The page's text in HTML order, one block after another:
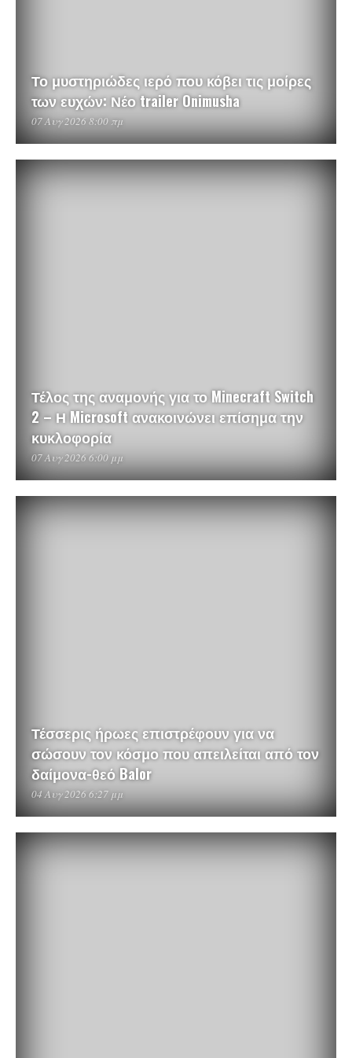
Το μυστηριώδες ιερό που κόβει τις μοίρες
των ευχών: Νέο trailer Onimusha
07 Αυγ 2026 8:00 πμ
Τέλος της αναμονής για το Minecraft Switch
2 – Η Microsoft ανακοινώνει επίσημα την
κυκλοφορία
07 Αυγ 2026 6:00 μμ
Τέσσερις ήρωες επιστρέφουν για να
σώσουν τον κόσμο που απειλείται από τον
δαίμονα-θεό Balor
04 Αυγ 2026 6:27 μμ